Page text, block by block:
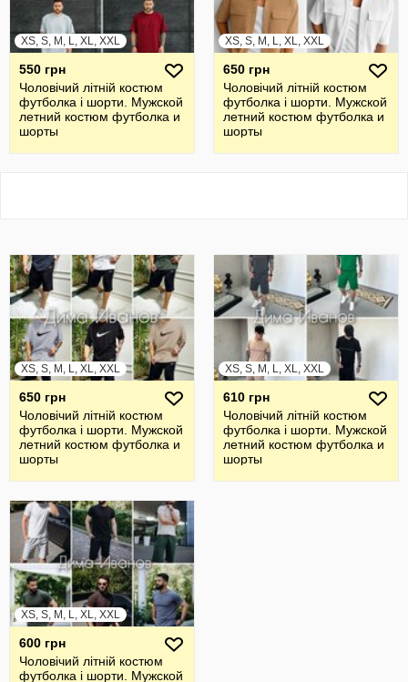
XS, S, M, L, XL, XXL
550 грн
Чоловічий літній костюм
футболка і шорти. Мужской
летний костюм футболка и
шорты
XS, S, M, L, XL, XXL
650 грн
Чоловічий літній костюм
футболка і шорти. Мужской
летний костюм футболка и
шорты
XS, S, M, L, XL, XXL
650 грн
Чоловічий літній костюм
футболка і шорти. Мужской
летний костюм футболка и
шорты
XS, S, M, L, XL, XXL
610 грн
Чоловічий літній костюм
футболка і шорти. Мужской
летний костюм футболка и
шорты
XS, S, M, L, XL, XXL
600 грн
Чоловічий літній костюм
футболка і шорти. Мужской